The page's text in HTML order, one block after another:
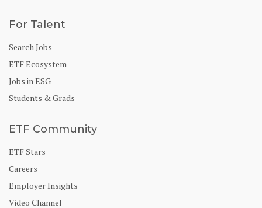
For Talent
Search Jobs
ETF Ecosystem
Jobs in ESG
Students & Grads
ETF Community
ETF Stars
Careers
Employer Insights
Video Channel